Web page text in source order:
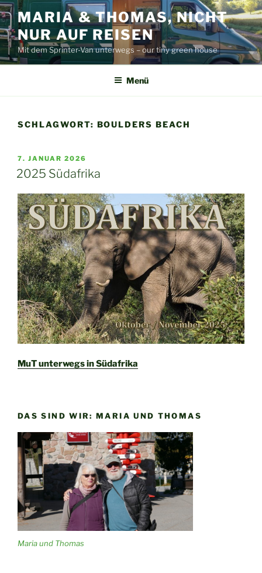
Zum
Inhalt
springen
MARIA & THOMAS, NICHT
NUR AUF REISEN
Mit dem Sprinter-Van unterwegs – our tiny green house
Menü
SCHLAGWORT: BOULDERS BEACH
VERÖFFENTLICHT
AM
7. JANUAR 2026
2025 Südafrika
MuT unterwegs in Südafrika
DAS SIND WIR: MARIA UND THOMAS
Maria und Thomas